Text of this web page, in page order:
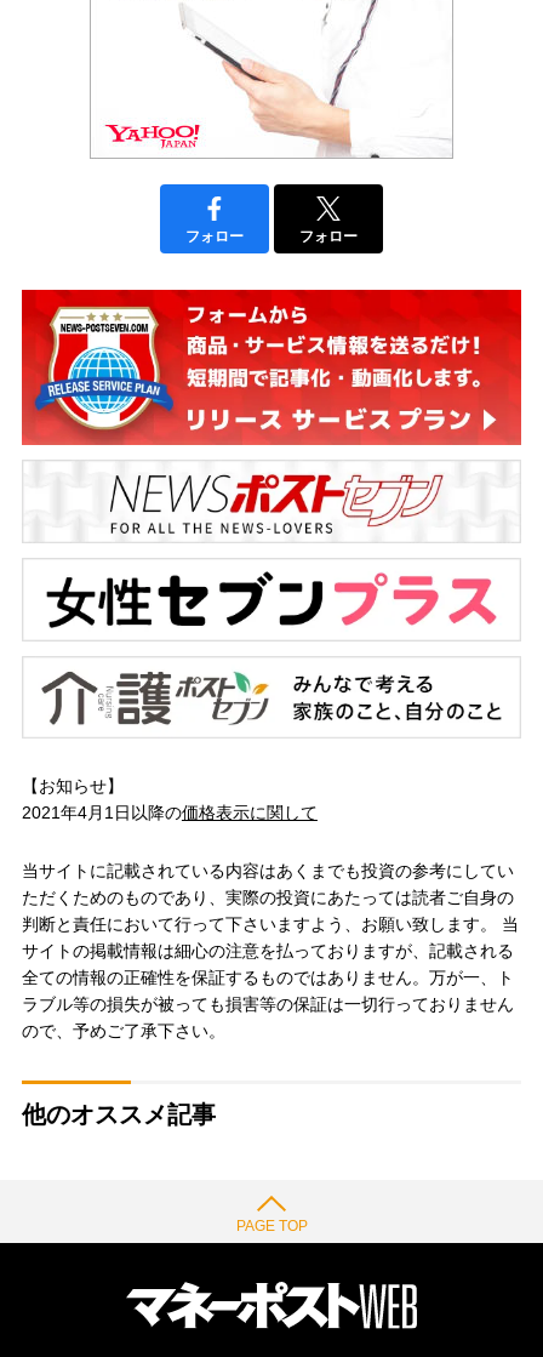
フォロー フォロー
【お知らせ】
2021年4月1日以降の価格表示に関して
当サイトに記載されている内容はあくまでも投資の参考にしてい
ただくためのものであり、実際の投資にあたっては読者ご自身の
判断と責任において行って下さいますよう、お願い致します。 当
サイトの掲載情報は細心の注意を払っておりますが、記載される
全ての情報の正確性を保証するものではありません。万が一、ト
ラブル等の損失が被っても損害等の保証は一切行っておりません
ので、予めご了承下さい。
他のオススメ記事
PAGE TOP